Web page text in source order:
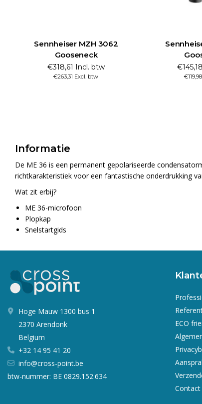
Sennheiser MZH 3062
Gooseneck
€318,61 Incl. btw
€263,31 Excl. btw
Informatie
De ME 36 is een permanent gepolariseerde
richtkarakteristiek voor een fantastische onderdrukking
Wat zit erbij?
ME 36-microfoon
Plopkap
Snelstartgids
Hoge Mauw 1300 bus 1
2370 Arendonk
Belgium
+32 14 95 41 20
info@cross-point.be
btw-nummer: BE 0829.152.634
ECO
Contact